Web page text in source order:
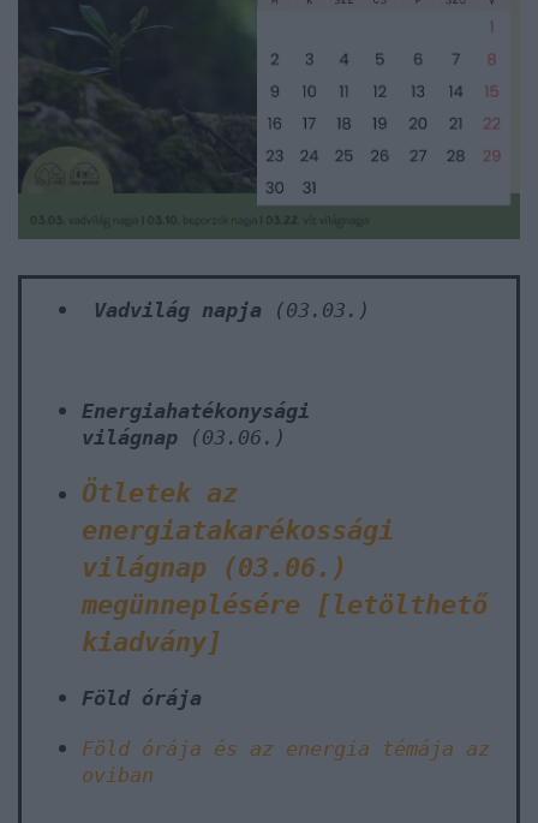
Vadvilág napja (03.03.)
Energiahatékonysági
világnap (03.06.)
Ötletek az
energiatakarékossági
világnap (03.06.)
megünneplésére [letölthető
kiadvány]
Föld órája
Föld órája és az energia témája az
oviban